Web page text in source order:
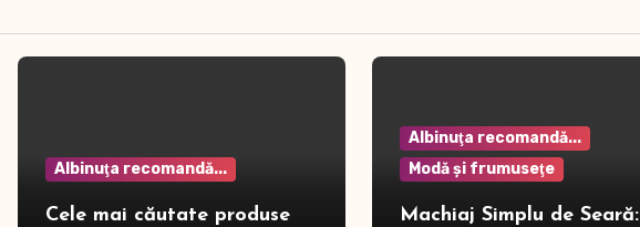
Albinuţa recomandă...
Cele mai căutate produse
Albinuţa recomandă...
Modă şi frumuseţe
Machiaj Simplu de Seară: